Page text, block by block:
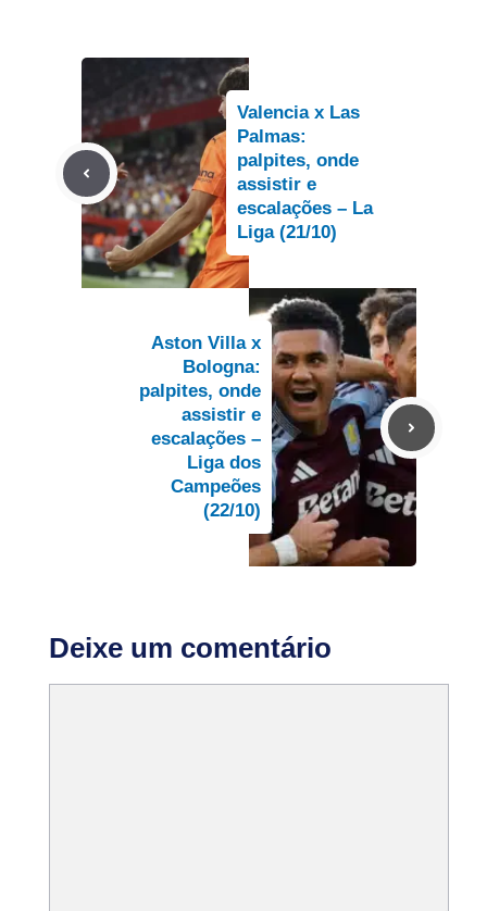
Valencia x Las
Palmas:
palpites, onde
assistir e
escalações – La
Liga (21/10)
Aston Villa x
Bologna:
palpites, onde
assistir e
escalações –
Liga dos
Campeões
(22/10)
Deixe um comentário